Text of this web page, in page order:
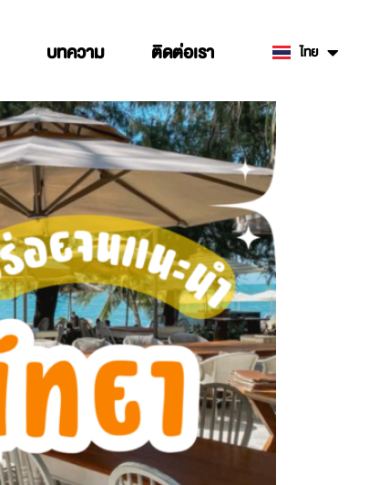
บทความ ติดต่อเรา ไทย
English